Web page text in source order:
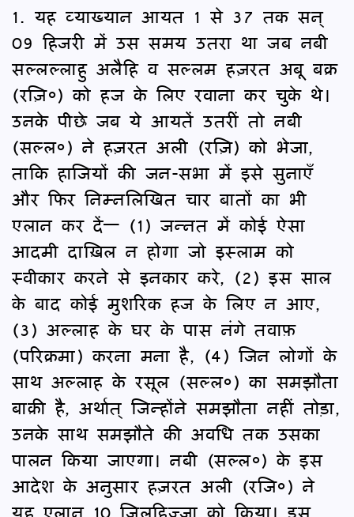
1. यह व्याख्यान आयत 1 से 37 तक सन्
09 हिजरी में उस समय उतरा था जब नबी
सल्लल्लाहु अलैहि व सल्लम हज़रत अबू बक्र
(रज़ि०) को हज के लिए रवाना कर चुके थे।
उनके पीछे जब ये आयतें उतरीं तो नबी
(सल्ल०) ने हज़रत अली (रज़ि) को भेजा,
ताकि हाजियों की जन-सभा में इसे सुनाएँ
और फिर निम्नलिखित चार बातों का भी
एलान कर दें— (1) जन्नत में कोई ऐसा
आदमी दाख़िल न होगा जो इस्लाम को
स्वीकार करने से इनकार करे, (2) इस साल
के बाद कोई मुशरिक हज के लिए न आए,
(3) अल्लाह के घर के पास नंगे तवाफ़
(परिक्रमा) करना मना है, (4) जिन लोगों के
साथ अल्लाह के रसूल (सल्ल०) का समझौता
बाक़ी है, अर्थात् जिन्होंने समझौता नहीं तोड़ा,
उनके साथ समझौते की अवधि तक उसका
पालन किया जाएगा। नबी (सल्ल०) के इस
आदेश के अनुसार हज़रत अली (रजि०) ने